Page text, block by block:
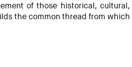
of those historical,
the common thread from